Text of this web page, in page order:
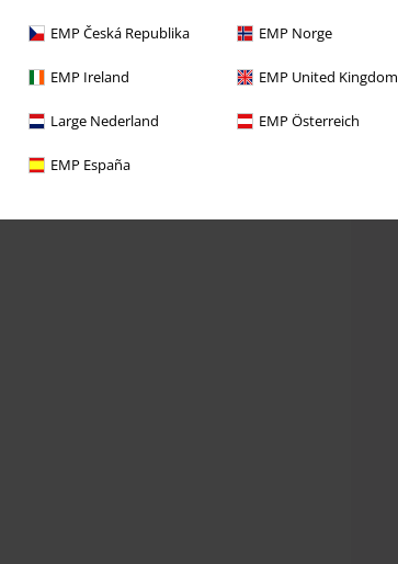
EMP Česká Republika EMP Norge
EMP Ireland EMP United Kingdom
Large Nederland EMP Österreich
EMP España